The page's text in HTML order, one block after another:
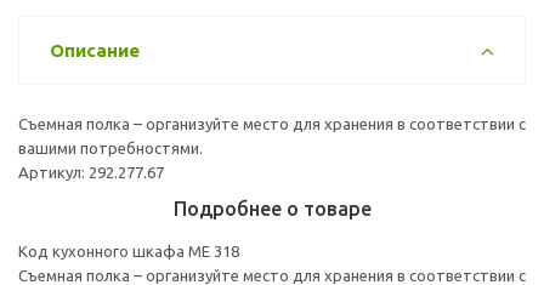
Описание
Съемная полка – организуйте место для хранения в соответствии с
вашими потребностями.
Артикул: 292.277.67
Подробнее о товаре
Код кухонного шкафа ME 318
Съемная полка – организуйте место для хранения в соответствии с